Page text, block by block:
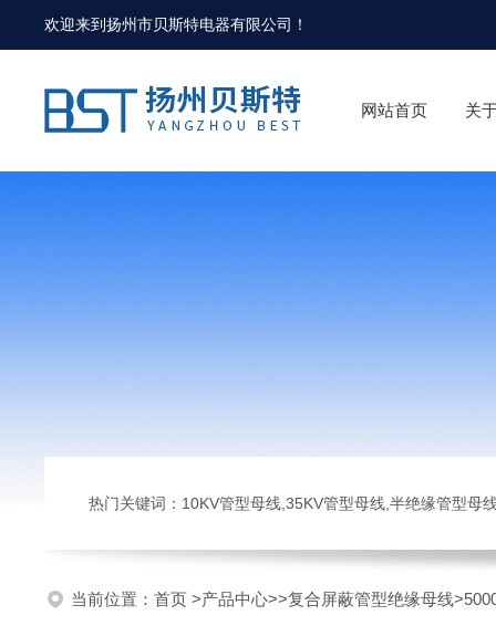
欢迎来到扬州市贝斯特电器有限公司 ！
网站首页 关
热门关键词：10KV管型母线,35KV管型母线,半绝缘管型母
当前位置： 首页 >产品中心>>复合屏蔽管型绝缘母线